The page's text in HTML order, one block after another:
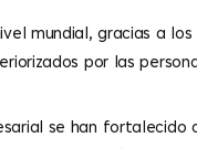
mundial, gracias a
por las
se han